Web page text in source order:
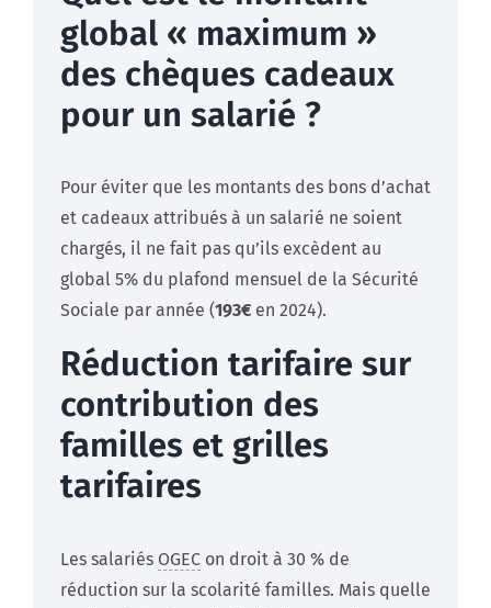
global « maximum »
des chèques cadeaux
pour un salarié ?
Pour éviter que les montants des bons d’achat
et cadeaux attribués à un salarié ne soient
chargés, il ne fait pas qu’ils excèdent au
global 5% du plafond mensuel de la Sécurité
Sociale par année (193€ en 2024).
Réduction tarifaire sur
contribution des
familles et grilles
tarifaires
Les salariés OGEC on droit à 30 % de
réduction sur la scolarité familles. Mais quelle